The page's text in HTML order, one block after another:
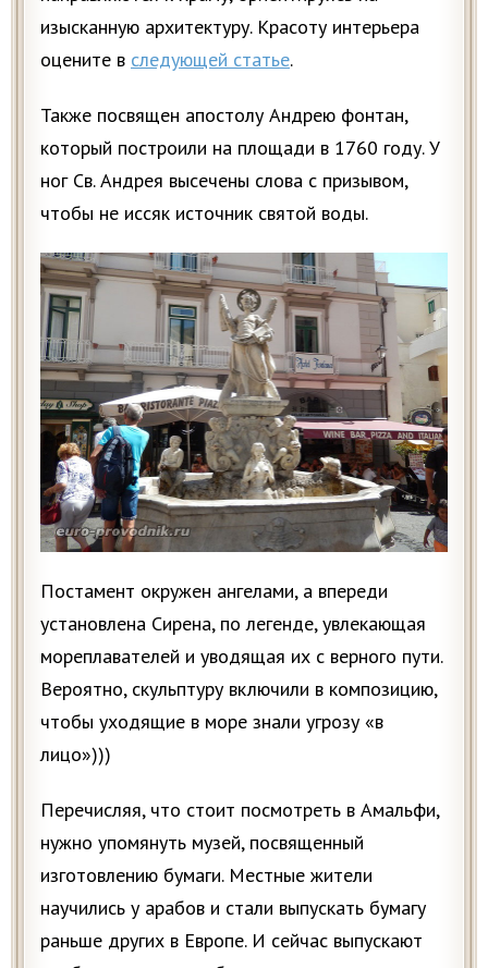
изысканную архитектуру. Красоту интерьера
оцените в следующей статье.
Также посвящен апостолу Андрею фонтан,
который построили на площади в 1760 году. У
ног Св. Андрея высечены слова с призывом,
чтобы не иссяк источник святой воды.
Постамент окружен ангелами, а впереди
установлена Сирена, по легенде, увлекающая
мореплавателей и уводящая их с верного пути.
Вероятно, скульптуру включили в композицию,
чтобы уходящие в море знали угрозу «в
лицо»)))
Перечисляя, что стоит посмотреть в Амальфи,
нужно упомянуть музей, посвященный
изготовлению бумаги. Местные жители
научились у арабов и стали выпускать бумагу
раньше других в Европе. И сейчас выпускают